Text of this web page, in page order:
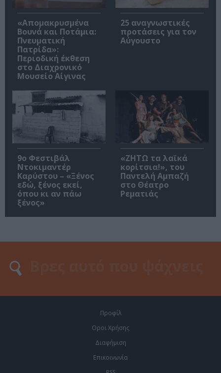
«Απομακρυσμένα
Βουνά και Ποτάμια:
Πνευματική
Πατρίδα»:
Περιοδική έκθεση
στο Διαχρονικό
Μουσείο Αίγινας
25 αναγνωστικές
προτάσεις για τον
Αύγουστο
9ο Φεστιβάλ
Ντοκιμαντέρ
Καρύστου – «Ξένος
εδώ, ξένος εκεί,
όπου κι αν πάω
ξένος»
«ΖΗΤΩ τα λαϊκά
κορίτσια!», του
Παντελή Αμπαζή
στο Θέατρο
Ρεματιάς
Προφίλ
Οροι Χρήσης
Διαφήμιση
Επικοινωνία